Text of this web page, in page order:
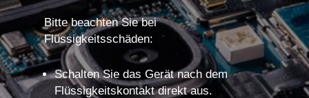
Bitte beachten Sie bei
Flüssigkeitsschäden:
Schalten Sie das Gerät nach dem
Flüssigkeitskontakt direkt aus.